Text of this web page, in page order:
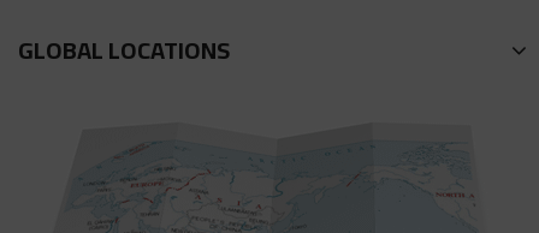
GLOBAL LOCATIONS